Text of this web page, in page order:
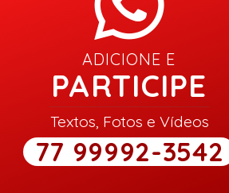
ADICIONE E
PARTICIPE
Textos, Fotos e Vídeos
77 99992-3542